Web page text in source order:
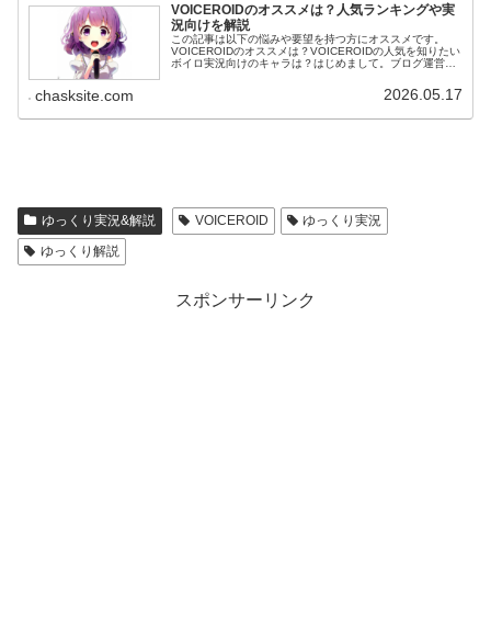
VOICEROIDのオススメは？人気ランキングや実
況向けを解説
この記事は以下の悩みや要望を持つ方にオススメです。
VOICEROIDのオススメは？VOICEROIDの人気を知りたい
ボイロ実況向けのキャラは？はじめまして。ブログ運営と
chasksite.com 2026.05.17
ゆっくり実況&解説 VOICEROID
ゆっくり実況
ゆっくり解説
スポンサーリンク